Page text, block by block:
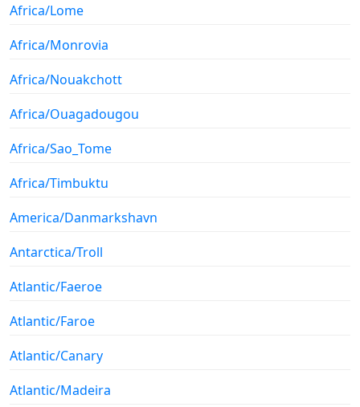
Africa/Lome
Africa/Monrovia
Africa/Nouakchott
Africa/Ouagadougou
Africa/Sao_Tome
Africa/Timbuktu
America/Danmarkshavn
Antarctica/Troll
Atlantic/Faeroe
Atlantic/Faroe
Atlantic/Canary
Atlantic/Madeira